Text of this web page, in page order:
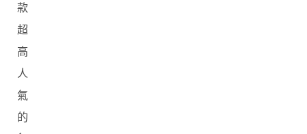
款
超
高
人
氣
的